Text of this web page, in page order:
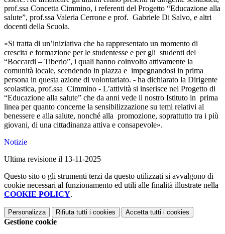
prof.ssa Concetta Cimmino, i referenti del Progetto “Educazione alla
salute”, prof.ssa Valeria Cerrone e prof. Gabriele Di Salvo, e altri
docenti della Scuola.
«Si tratta di un’iniziativa che ha rappresentato un momento di
crescita e formazione per le studentesse e per gli studenti del
“Boccardi – Tiberio”, i quali hanno coinvolto attivamente la
comunità locale, scendendo in piazza e impegnandosi in prima
persona in questa azione di volontariato. - ha dichiarato la Dirigente
scolastica, prof.ssa Cimmino - L’attività si inserisce nel Progetto di
“Educazione alla salute” che da anni vede il nostro Istituto in prima
linea per quanto concerne la sensibilizzazione su temi relativi al
benessere e alla salute, nonché alla promozione, soprattutto tra i più
giovani, di una cittadinanza attiva e consapevole».
Notizie
Ultima revisione il 13-11-2025
Questo sito o gli strumenti terzi da questo utilizzati si avvalgono di
cookie necessari al funzionamento ed utili alle finalità illustrate nella
COOKIE POLICY.
Personalizza Rifiuta tutti i cookies Accetta tutti i cookies
Gestione cookie